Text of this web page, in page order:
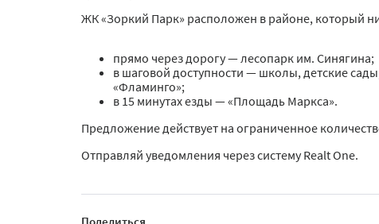
ЖК «Зоркий Парк» расположен в районе, который
прямо через дорогу — лесопарк им. Синягина;
в шаговой доступности — школы, детские
«Фламинго»;
в 15 минутах езды — «Площадь Маркса».
Предложение действует на ограниченное
Отправляй уведомления через систему Realt One.